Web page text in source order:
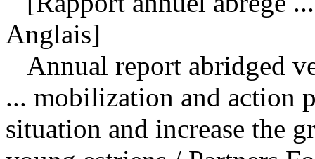
Anglais]
Annual report abridged
... mobilization and action
situation and increase the